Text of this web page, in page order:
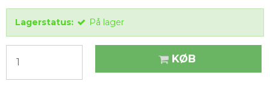
Lagerstatus: På lager
KØB